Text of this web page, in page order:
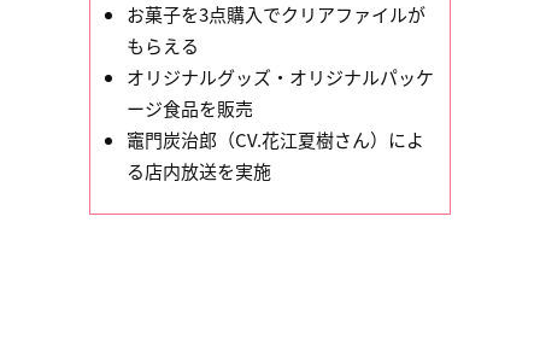
お菓子を3点購入でクリアファイルが
もらえる
オリジナルグッズ・オリジナルパッケ
ージ食品を販売
竈門炭治郎（CV.花江夏樹さん）によ
る店内放送を実施